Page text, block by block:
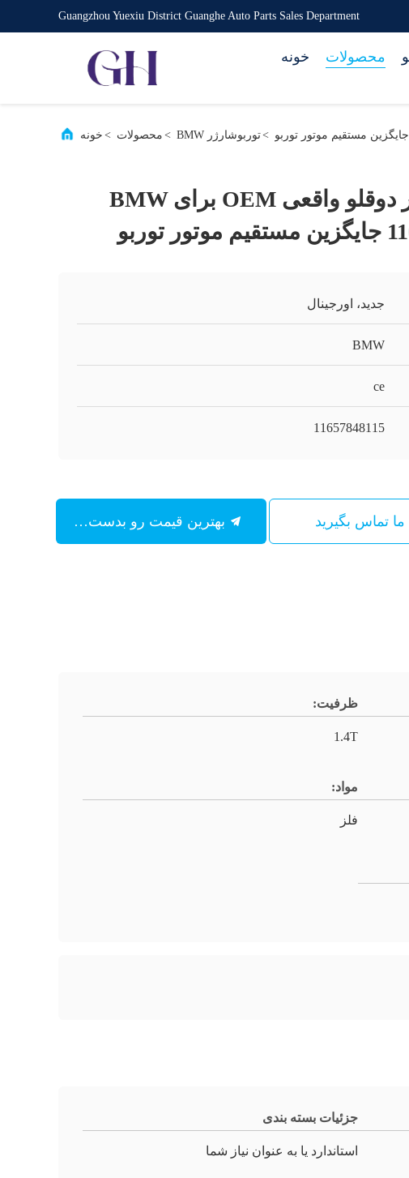
Guangzhou Yuexiu District Guanghe Auto Parts Sales Department
خونه محصولات
خونه > محصولات > توربوشارژر BMW>
توربوشارژر دوقلو واقعی OEM برای BMW
جدید، اورجینال
BMW
ce
11657848115
ما تماس بگیرید
ظرفیت:
1.4T
مواد:
فلز
جزئیات بسته بندی
استاندارد یا به عنوان نیاز شما